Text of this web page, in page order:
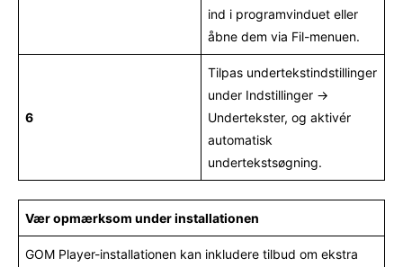
ind i programvinduet eller
åbne dem via Fil-menuen.
6
Tilpas undertekstindstillinger
under Indstillinger →
Undertekster, og aktivér
automatisk
undertekstsøgning.
Vær opmærksom under installationen
GOM Player-installationen kan inkludere tilbud om ekstra